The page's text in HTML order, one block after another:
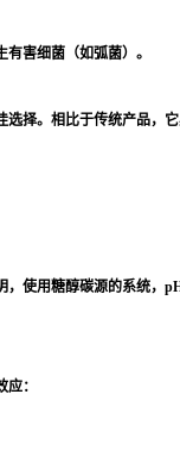
害细菌（如弧菌）。
择。相比于传统产品，它
使用糖醇碳源的系统，
：